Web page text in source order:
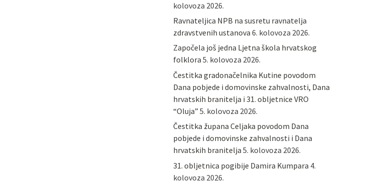
kolovoza 2026.
Ravnateljica NPB na susretu ravnatelja
zdravstvenih ustanova 6. kolovoza 2026.
Započela još jedna Ljetna škola hrvatskog
folklora 5. kolovoza 2026.
Čestitka gradonačelnika Kutine povodom
Dana pobjede i domovinske zahvalnosti, Dana
hrvatskih branitelja i 31. obljetnice VRO
“Oluja” 5. kolovoza 2026.
Čestitka župana Celjaka povodom Dana
pobjede i domovinske zahvalnosti i Dana
hrvatskih branitelja 5. kolovoza 2026.
31. obljetnica pogibije Damira Kumpara 4.
kolovoza 2026.